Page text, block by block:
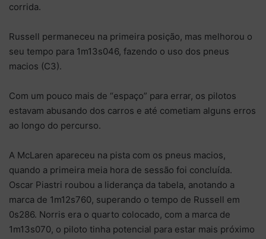
corrida.
Russell permaneceu na primeira posição, mas melhorou o
seu tempo para 1m13s046, fazendo o uso dos pneus
macios (C3).
Com um pouco mais de “espaço” para errar, os pilotos
estavam abusando dos carros e até cometiam alguns erros
ao longo do percurso.
A McLaren apareceu na pista com os pneus macios,
quando a primeira meia hora de sessão foi concluída.
Oscar Piastri roubou a liderança da tabela, anotando a
marca de 1m12s760, superando o tempo de Russell em
0s286. Norris era o quarto colocado, com a marca de
1m13s070, o piloto tinha potencial para estar mais próximo